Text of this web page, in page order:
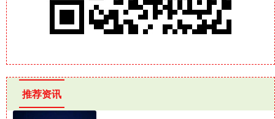
推荐资讯